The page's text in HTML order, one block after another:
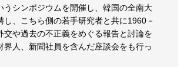
うシンポジウムを開催し、韓国の全南大
し、こちら側の若手研究者と共に1960－
交や過去の不正義をめぐる報告と討論を
界人、新聞社員を含んだ座談会をも行っ